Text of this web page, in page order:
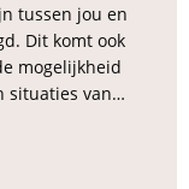
tussen jou en
Dit komt ook
mogelijkheid
situaties van…